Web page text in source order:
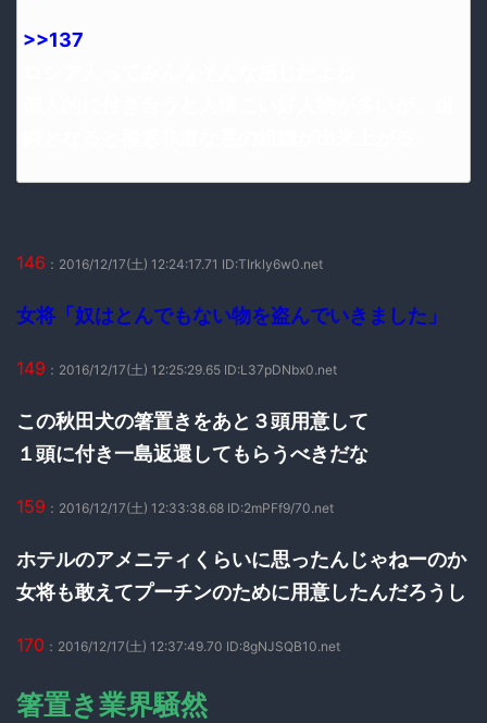
>>137
146 ：2016/12/17(土) 12:24:17.71 ID:TIrkly6w0.net
女将「奴はとんでもない物を盗んでいきました」
149 ：2016/12/17(土) 12:25:29.65 ID:L37pDNbx0.net
この秋田犬の箸置きをあと３頭用意して
１頭に付き一島返還してもらうべきだな
159 ：2016/12/17(土) 12:33:38.68 ID:2mPFf9/70.net
ホテルのアメニティくらいに思ったんじゃねーのか
女将も敢えてプーチンのために用意したんだろうし
170 ：2016/12/17(土) 12:37:49.70 ID:8gNJSQB10.net
箸置き業界騒然